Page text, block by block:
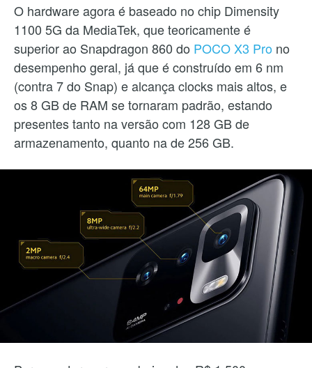
O hardware agora é baseado no chip Dimensity
1100 5G da MediaTek, que teoricamente é
superior ao Snapdragon 860 do POCO X3 Pro no
desempenho geral, já que é construído em 6 nm
(contra 7 do Snap) e alcança clocks mais altos, e
os 8 GB de RAM se tornaram padrão, estando
presentes tanto na versão com 128 GB de
armazenamento, quanto na de 256 GB.